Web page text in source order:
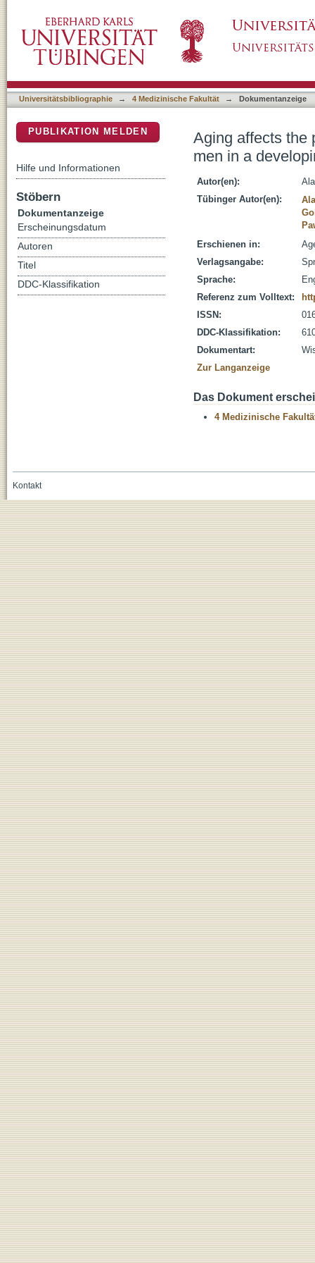
pilot study from Pakistan
Universitätsbibliographie → 4 Medizinische Fakultät → Dokumentanzeige
Aging affects the
men in a
Autor(en):
Tübinger Autor(en):
Erschienen in:
Verlagsangabe:
Sprache:
Referenz zum Volltext:
ISSN:
DDC-Klassifikation:
Dokumentart:
Zur Langanzeige
Das Dokument
4 Medizinische
PUBLIKATION MELDEN
Hilfe und Informationen
Stöbern
Dokumentanzeige
Erscheinungsdatum
Autoren
Titel
DDC-Klassifikation
Kontakt